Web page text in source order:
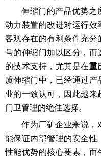
伸缩门的产品优势之
动力装置的改进对运行
客观存在的有利条件充分
号的伸缩门加以区分，而
的技术支持，尤其是在重
质伸缩门中，已经通过
业的一致认可，因此越
门卫管理的绝佳选择。
作为厂矿企业来说，
能保证内部管理的安全性
性能优势的核心要素，而